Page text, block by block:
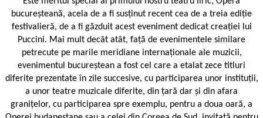
bucureșteană, acela de a fi susținut recent cea de a treia ediție
festivalieră, de a fi găzduit acest eveniment dedicat creației lui
Puccini. Mai mult decât atât, față de evenimentele similare
petrecute pe marile meridiane internaționale ale muzicii,
evenimentul bucureștean a fost cel care a etalat zece titluri
diferite prezentate în zile succesive, cu participarea unor instituții,
a unor teatre muzicale diferite, din țară dar și din afara
granițelor, cu participarea spre exemplu, pentru a doua oară, a